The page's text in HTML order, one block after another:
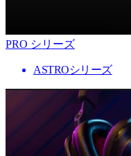
PRO シリーズ
ASTROシリーズ